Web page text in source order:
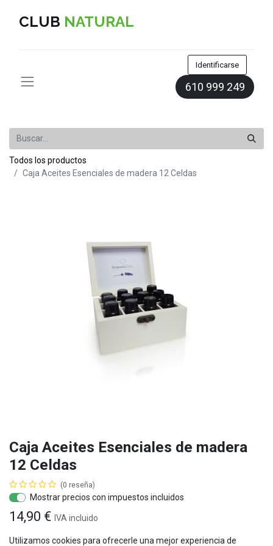
CLUB NATURAL
Identificarse
610 999 249
Todos los productos
Caja Aceites Esenciales de madera 12 Celdas
Caja Aceites Esenciales de madera
12 Celdas
(0 reseña)
Mostrar precios con impuestos incluidos
14,90 € IVA incluido
Utilizamos cookies para ofrecerle una mejor experiencia de